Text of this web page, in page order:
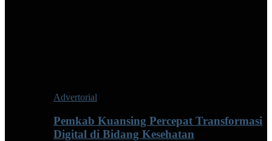
Advertorial
Pemkab Kuansing Percepat Transformasi
Digital di Bidang Kesehatan